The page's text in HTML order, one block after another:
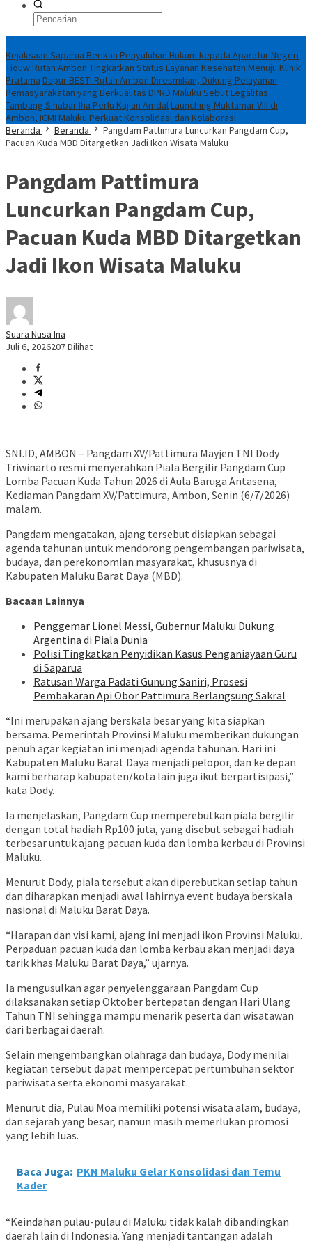
Kejaksaan Saparua Berikan Penyuluhan Hukum kepada Aparatur Negeri
TiouwRutan Ambon Tingkatkan Status Layanan Kesehatan Menuju Klinik
Pratama Dapur BESTI Rutan Ambon Diresmikan, Dukung Pelayanan
Pemasyarakatan yang Berkualitas DPRD Maluku Sebut Legalitas
Tambang Sinabar Iha Perlu Kajian AmdalLaunching Muktamar VIII di
Ambon, ICMI Maluku Perkuat Konsolidasi dan Kolaborasi
Beranda
Beranda
Pangdam Pattimura Luncurkan Pangdam Cup,
Pacuan Kuda MBD Ditargetkan Jadi Ikon Wisata Maluku
Pangdam Pattimura
Luncurkan Pangdam Cup,
Pacuan Kuda MBD Ditargetkan
Jadi Ikon Wisata Maluku
Suara Nusa Ina
Juli 6, 2026207 Dilihat
SNI.ID, AMBON – Pangdam XV/Pattimura Mayjen TNI Dody
Triwinarto resmi menyerahkan Piala Bergilir Pangdam Cup
Lomba Pacuan Kuda Tahun 2026 di Aula Baruga Antasena,
Kediaman Pangdam XV/Pattimura, Ambon, Senin (6/7/2026)
malam.
Pangdam mengatakan, ajang tersebut disiapkan sebagai
agenda tahunan untuk mendorong pengembangan pariwisata,
budaya, dan perekonomian masyarakat, khususnya di
Kabupaten Maluku Barat Daya (MBD).
Bacaan Lainnya
Penggemar Lionel Messi, Gubernur Maluku Dukung
Argentina di Piala Dunia
Polisi Tingkatkan Penyidikan Kasus Penganiayaan Guru
di Saparua
Ratusan Warga Padati Gunung Saniri, Prosesi
Pembakaran Api Obor Pattimura Berlangsung Sakral
“Ini merupakan ajang berskala besar yang kita siapkan
bersama. Pemerintah Provinsi Maluku memberikan dukungan
penuh agar kegiatan ini menjadi agenda tahunan. Hari ini
Kabupaten Maluku Barat Daya menjadi pelopor, dan ke depan
kami berharap kabupaten/kota lain juga ikut berpartisipasi,”
kata Dody.
Ia menjelaskan, Pangdam Cup memperebutkan piala bergilir
dengan total hadiah Rp100 juta, yang disebut sebagai hadiah
terbesar untuk ajang pacuan kuda dan lomba kerbau di Provinsi
Maluku.
Menurut Dody, piala tersebut akan diperebutkan setiap tahun
dan diharapkan menjadi awal lahirnya event budaya berskala
nasional di Maluku Barat Daya.
“Harapan dan visi kami, ajang ini menjadi ikon Provinsi Maluku.
Perpaduan pacuan kuda dan lomba kerbau akan menjadi daya
tarik khas Maluku Barat Daya,” ujarnya.
Ia mengusulkan agar penyelenggaraan Pangdam Cup
dilaksanakan setiap Oktober bertepatan dengan Hari Ulang
Tahun TNI sehingga mampu menarik peserta dan wisatawan
dari berbagai daerah.
Selain mengembangkan olahraga dan budaya, Dody menilai
kegiatan tersebut dapat mempercepat pertumbuhan sektor
pariwisata serta ekonomi masyarakat.
Menurut dia, Pulau Moa memiliki potensi wisata alam, budaya,
dan sejarah yang besar, namun masih memerlukan promosi
yang lebih luas.
Baca Juga: PKN Maluku Gelar Konsolidasi dan Temu
Kader
“Keindahan pulau-pulau di Maluku tidak kalah dibandingkan
daerah lain di Indonesia. Yang menjadi tantangan adalah